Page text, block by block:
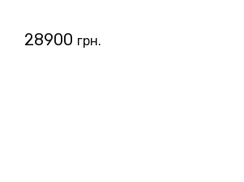
28900 грн.